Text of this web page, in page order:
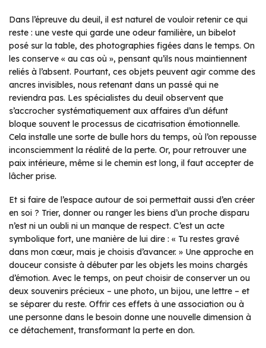
Dans l’épreuve du deuil, il est naturel de vouloir retenir ce qui
reste : une veste qui garde une odeur familière, un bibelot
posé sur la table, des photographies figées dans le temps. On
les conserve « au cas où », pensant qu’ils nous maintiennent
reliés à l’absent. Pourtant, ces objets peuvent agir comme des
ancres invisibles, nous retenant dans un passé qui ne
reviendra pas. Les spécialistes du deuil observent que
s’accrocher systématiquement aux affaires d’un défunt
bloque souvent le processus de cicatrisation émotionnelle.
Cela installe une sorte de bulle hors du temps, où l’on repousse
inconsciemment la réalité de la perte. Or, pour retrouver une
paix intérieure, même si le chemin est long, il faut accepter de
lâcher prise.
Et si faire de l’espace autour de soi permettait aussi d’en créer
en soi ? Trier, donner ou ranger les biens d’un proche disparu
n’est ni un oubli ni un manque de respect. C’est un acte
symbolique fort, une manière de lui dire : « Tu restes gravé
dans mon cœur, mais je choisis d’avancer. » Une approche en
douceur consiste à débuter par les objets les moins chargés
d’émotion. Avec le temps, on peut choisir de conserver un ou
deux souvenirs précieux – une photo, un bijou, une lettre – et
se séparer du reste. Offrir ces effets à une association ou à
une personne dans le besoin donne une nouvelle dimension à
ce détachement, transformant la perte en don.